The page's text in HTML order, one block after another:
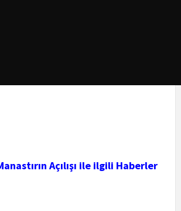
Açılışı ile ilgili Haberler